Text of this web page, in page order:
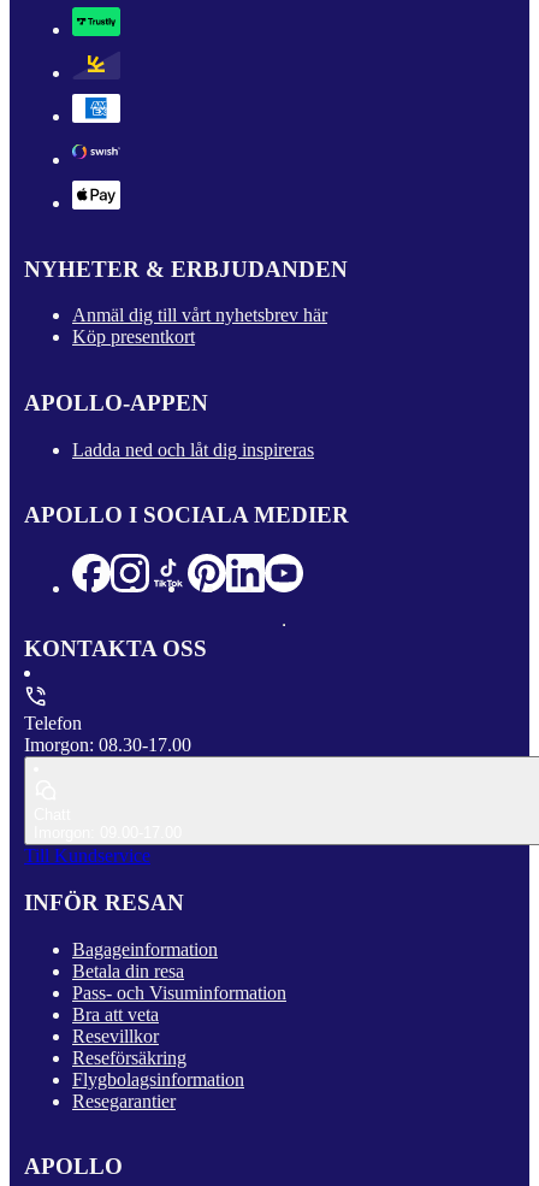
NYHETER & ERBJUDANDEN
Anmäl dig till vårt nyhetsbrev här
Köp presentkort
APOLLO-APPEN
Ladda ned och låt dig inspireras
APOLLO I SOCIALA MEDIER
KONTAKTA OSS
Telefon
Imorgon: 08.30-17.00
Till Kundservice
INFÖR RESAN
Bagageinformation
Betala din resa
Pass- och Visuminformation
Bra att veta
Resevillkor
Reseförsäkring
Flygbolagsinformation
Resegarantier
APOLLO